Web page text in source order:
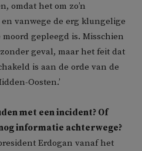
omdat het om zo’n
vanwege de erg klungelige
gepleegd is. Misschien
geval, maar het feit dat
is aan de orde van de
Oosten.’
met een incident? Of
informatie achterwege?
Erdogan vanaf het